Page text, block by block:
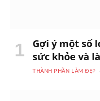
Gợi ý một số
sức khỏe và
THÀNH PHẦN LÀM ĐẸP